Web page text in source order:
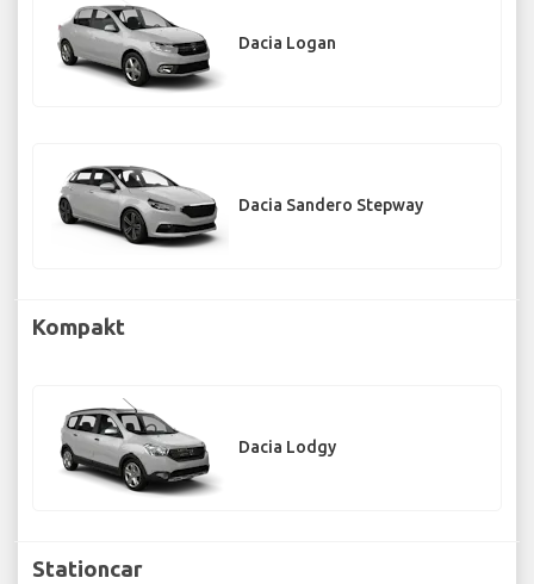
Dacia Logan
Dacia Sandero Stepway
Kompakt
Dacia Lodgy
Stationcar